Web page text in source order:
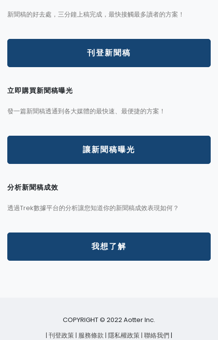
新聞稿的好去處，三分鐘上稿完成，最快接觸最多讀者的方案！
刊登新聞稿
立即購買新聞稿曝光
發一篇新聞稿透通到各大媒體的最快速、最便捷的方案！
讓新聞稿曝光
分析新聞稿成效
透過Trek數據平台的分析讓您知道你的新聞稿成效表現如何？
我想了解
COPYRIGHT © 2022 Aotter Inc.
| 刊登政策| 服務條款 | 隱私權政策| 聯絡我們 |